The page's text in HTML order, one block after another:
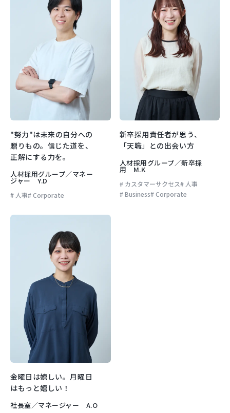
"努力"は未来の自分への
贈りもの。信じた道を、
正解にする力を。
人材採用グループ／マネー
ジャー Y.D
人事 Corporate
新卒採用責任者が思う、
「天職」との出会い方
人材採用グループ／新卒採
用 M.K
カスタマーサクセス
人事
Business
Corporate
金曜日は嬉しい。月曜日
はもっと嬉しい！
社長室／マネージャー A.O